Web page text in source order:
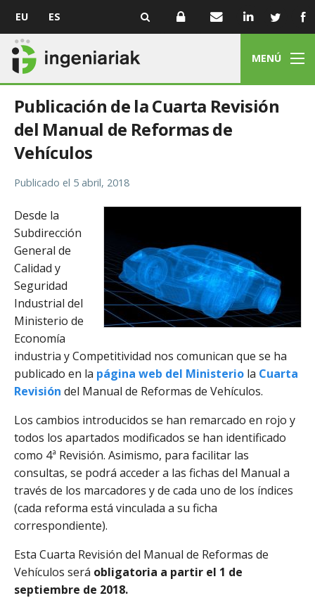
EU ES
MENÚ
Publicación de la Cuarta Revisión
del Manual de Reformas de
Vehículos
Publicado el 5 abril, 2018
Desde la
Subdirección
General de
Calidad y
Seguridad
Industrial del
Ministerio de
Economía
industria y Competitividad nos comunican que se ha
publicado en la página web del Ministerio la Cuarta
Revisión del Manual de Reformas de Vehículos.
Los cambios introducidos se han remarcado en rojo y
todos los apartados modificados se han identificado
como 4ª Revisión. Asimismo, para facilitar las
consultas, se podrá acceder a las fichas del Manual a
través de los marcadores y de cada uno de los índices
(cada reforma está vinculada a su ficha
correspondiente).
Esta Cuarta Revisión del Manual de Reformas de
Vehículos será obligatoria a partir el 1 de
septiembre de 2018.